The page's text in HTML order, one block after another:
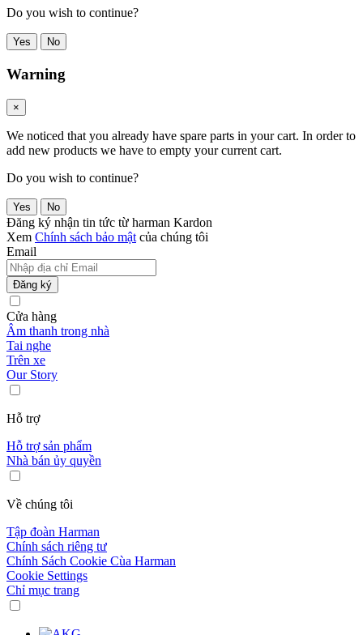
Do you wish to continue?
Yes No
Warning
×
We noticed that you already have spare parts in your cart. In order to
add new products we have to empty your current cart.
Do you wish to continue?
Yes No
Đăng ký nhận tin tức từ harman Kardon
Xem Chính sách bảo mật của chúng tôi
Email
Đăng ký
Cửa hàng
Âm thanh trong nhà
Tai nghe
Trên xe
Our Story
Hỗ trợ
Hỗ trợ sản phẩm
Nhà bán ủy quyền
Về chúng tôi
Tập đoàn Harman
Chính sách riêng tư
Chính Sách Cookie Cùa Harman
Cookie Settings
Chỉ mục trang